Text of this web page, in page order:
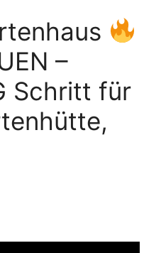
–
Schritt für